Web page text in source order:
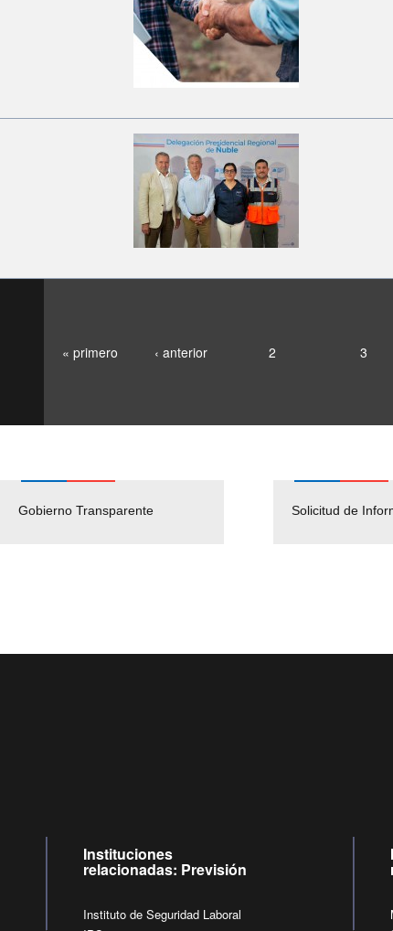
« primero ‹ anterior 2 3
Gobierno Transparente Solicitud de
Pago Proveedores
Instituciones
relacionadas: Previsión
Instituto de Seguridad Laboral